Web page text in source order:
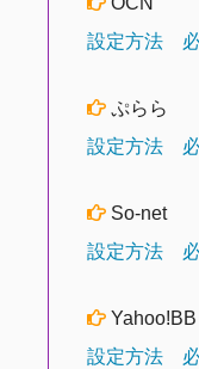
設定方法
ぷらら
設定方法
So-net
設定方法
Yahoo!BB
設定方法